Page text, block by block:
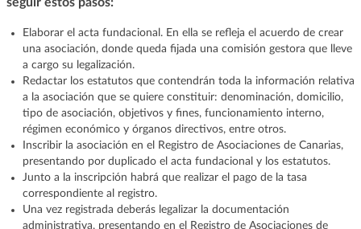
Elaborar el acta fundacional. En ella se refleja el acuerdo de crear
una asociación, donde queda fijada una comisión gestora que lleve
a cargo su legalización.
Redactar los estatutos que contendrán toda la información relativa
a la asociación que se quiere constituir: denominación, domicilio,
tipo de asociación, objetivos y fines, funcionamiento interno,
régimen económico y órganos directivos, entre otros.
Inscribir la asociación en el Registro de Asociaciones de Canarias,
presentando por duplicado el acta fundacional y los estatutos.
Junto a la inscripción habrá que realizar el pago de la tasa
correspondiente al registro.
Una vez registrada deberás legalizar la documentación
administrativa, presentando en el Registro de Asociaciones de